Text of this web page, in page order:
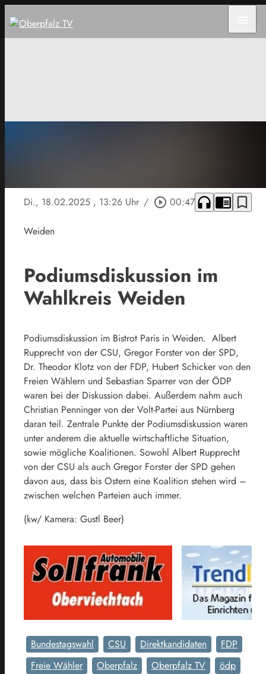
Di., 18.02.2025 , 13:26 Uhr / play_circle_outline 00:47 headphones chrome_reader_mode bookmark_border
Weiden
Podiumsdiskussion im
Wahlkreis Weiden
Podiumsdiskussion im Bistrot Paris in Weiden. Albert
Rupprecht von der CSU, Gregor Forster von der SPD,
Dr. Theodor Klotz von der FDP, Hubert Schicker von den
Freien Wählern und Sebastian Sparrer von der ÖDP
waren bei der Diskussion dabei. Außerdem nahm auch
Christian Penninger von der Volt-Partei aus Nürnberg
daran teil. Zentrale Punkte der Podiumsdiskussion waren
unter anderem die aktuelle wirtschaftliche Situation,
sowie mögliche Koalitionen. Sowohl Albert Rupprecht
von der CSU als auch Gregor Forster der SPD gehen
davon aus, dass bis Ostern eine Koalition stehen wird –
zwischen welchen Parteien auch immer.
(kw/ Kamera: Gustl Beer)
Bundestagswahl CSU Direktkandidaten
FDP
Freie Wähler
Oberpfalz Oberpfalz TV
ödp